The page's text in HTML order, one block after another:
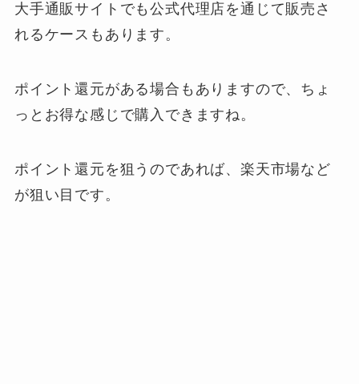
大手通販サイトでも公式代理店を通じて販売さ
れるケースもあります。
ポイント還元がある場合もありますので、ちょ
っとお得な感じで購入できますね。
ポイント還元を狙うのであれば、楽天市場など
が狙い目です。